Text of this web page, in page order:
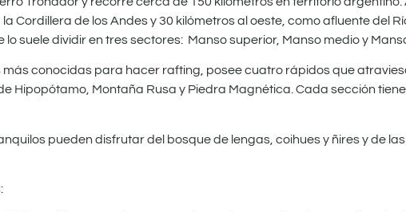
Cordillera de los Andes y 30 kilómetros al oeste, como afluente del
lo suele dividir en tres sectores: Manso superior, Manso medio y
más conocidas para hacer rafting, posee cuatro rápidos que
Hipopótamo, Montaña Rusa y Piedra Magnética. Cada sección
pueden disfrutar del bosque de lengas, coihues y ñires y de